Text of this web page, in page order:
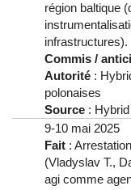
région baltique
infrastructures).
Commis /
Autorité :
polonaises
Source :
9-10 mai 2025
Fait :
(Vladyslav T.,
agi comme